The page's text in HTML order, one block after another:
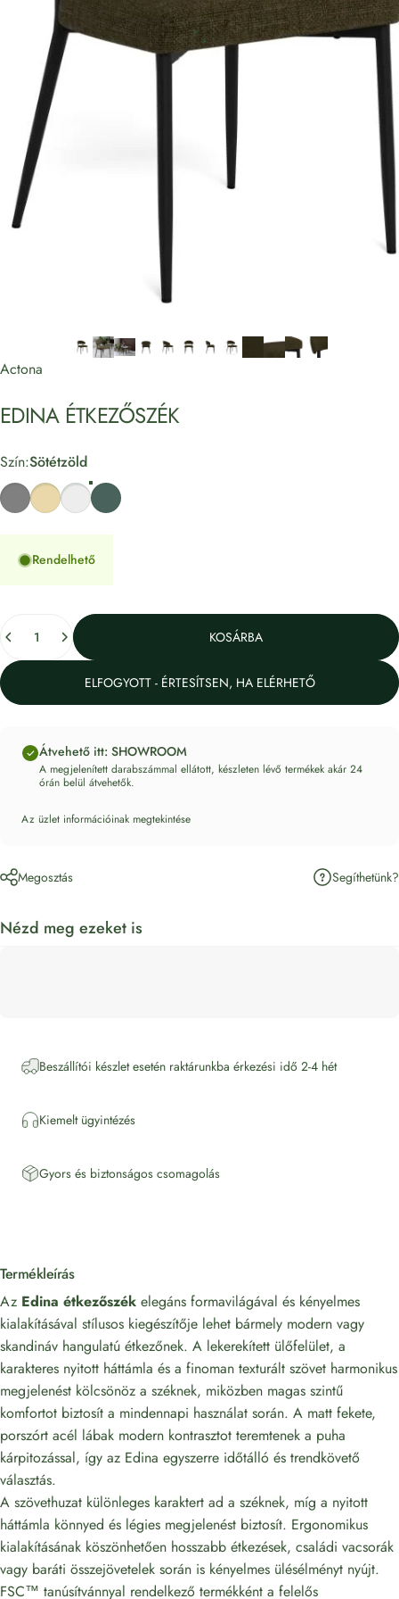
Actona
EDINA ÉTKEZŐSZÉK
Szín
Szín:Sötétzöld
SzürkeBézsVilágosszürke
Sötétzöld
Rendelhető
KOSÁRBA
ELFOGYOTT - ÉRTESÍTSEN, HA ELÉRHETŐ
Átvehető itt: SHOWROOM
A megjelenített darabszámmal ellátott, készleten lévő termékek akár 24
órán belül átvehetők.
Az üzlet információinak megtekintése
Megosztás Segíthetünk?
Nézd meg ezeket is
Beszállítói készlet esetén raktárunkba érkezési idő 2-4 hét
Kiemelt ügyintézés
Gyors és biztonságos csomagolás
Termékleírás
Az Edina étkezőszék elegáns formavilágával és kényelmes
kialakításával stílusos kiegészítője lehet bármely modern vagy
skandináv hangulatú étkezőnek. A lekerekített ülőfelület, a
karakteres nyitott háttámla és a finoman texturált szövet harmonikus
megjelenést kölcsönöz a széknek, miközben magas szintű
komfortot biztosít a mindennapi használat során. A matt fekete,
porszórt acél lábak modern kontrasztot teremtenek a puha
kárpitozással, így az Edina egyszerre időtálló és trendkövető
választás.
A szövethuzat különleges karaktert ad a széknek, míg a nyitott
háttámla könnyed és légies megjelenést biztosít. Ergonomikus
kialakításának köszönhetően hosszabb étkezések, családi vacsorák
vagy baráti összejövetelek során is kényelmes ülésélményt nyújt.
FSC™ tanúsítvánnyal rendelkező termékként a felelős